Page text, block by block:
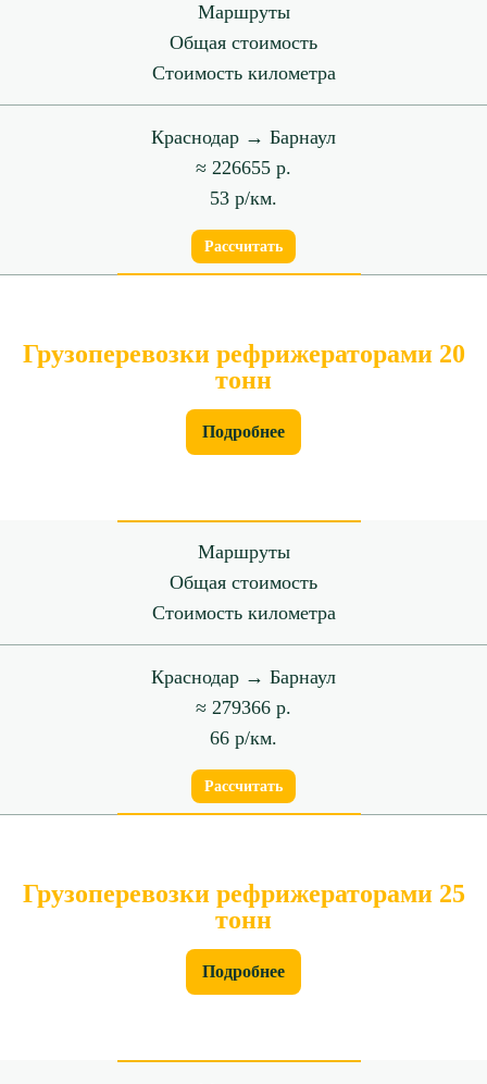
Маршруты
Общая стоимость
Стоимость километра
Краснодар → Барнаул
≈ 226655 р.
53 р/км.
Рассчитать
Грузоперевозки рефрижераторами 20
тонн
Подробнее
Маршруты
Общая стоимость
Стоимость километра
Краснодар → Барнаул
≈ 279366 р.
66 р/км.
Рассчитать
Грузоперевозки рефрижераторами 25
тонн
Подробнее